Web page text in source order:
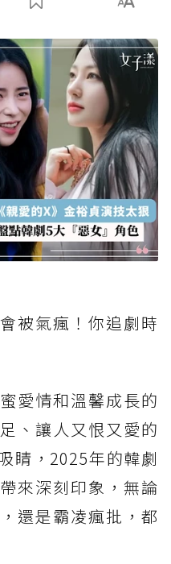
被氣瘋！你追劇時
愛情和溫馨成長的
、讓人又恨又愛的
睛，2025年的韓劇
來深刻印象，無論
還是霸凌瘋批，都